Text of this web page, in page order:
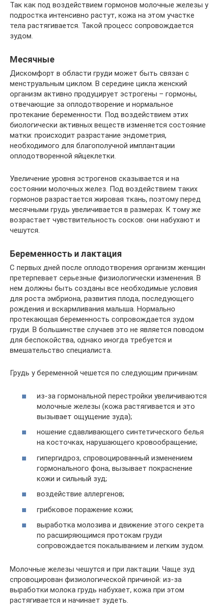
Так как под воздействием гормонов молочные железы у
подростка интенсивно растут, кожа на этом участке
тела растягивается. Такой процесс сопровождается
зудом.
Месячные
Дискомфорт в области груди может быть связан с
менструальным циклом. В середине цикла женский
организм активно продуцирует эстрогены – гормоны,
отвечающие за оплодотворение и нормальное
протекание беременности. Под воздействием этих
биологически активных веществ изменяется состояние
матки: происходит разрастание эндометрия,
необходимого для благополучной имплантации
оплодотворенной яйцеклетки.
Увеличение уровня эстрогенов сказывается и на
состоянии молочных желез. Под воздействием таких
гормонов разрастается жировая ткань, поэтому перед
месячными грудь увеличивается в размерах. К тому же
возрастает чувствительность сосков: они набухают и
чешутся.
Беременность и лактация
С первых дней после оплодотворения организм женщин
претерпевает серьезные физиологически изменения. В
нем должны быть созданы все необходимые условия
для роста эмбриона, развития плода, последующего
рождения и вскармливания малыша. Нормально
протекающая беременность сопровождается зудом
груди. В большинстве случаев это не является поводом
для беспокойства, однако иногда требуется и
вмешательство специалиста.
Грудь у беременной чешется по следующим причинам:
из-за гормональной перестройки увеличиваются
молочные железы (кожа растягивается и это
вызывает ощущение зуда);
ношение сдавливающего синтетического белья
на косточках, нарушающего кровообращение;
гипергидроз, спровоцированный изменением
гормонального фона, вызывает покраснение
кожи и сильный зуд;
воздействие аллергенов;
грибковое поражение кожи;
выработка молозива и движение этого секрета
по расширяющимся протокам груди
сопровождается покалыванием и легким зудом.
Молочные железы чешутся и при лактации. Чаще зуд
спровоцирован физиологической причиной: из-за
выработки молока грудь набухает, кожа при этом
растягивается и начинает зудеть.